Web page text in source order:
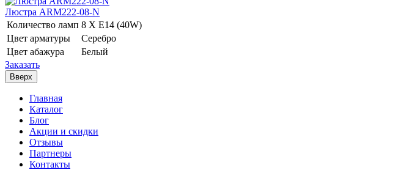
Люстра ARM222-08-N
Количество ламп 8 Х E14 (40W)
Цвет арматуры
Серебро
Цвет абажура
Белый
Заказать
Вверх
Главная
Каталог
Блог
Акции и скидки
Отзывы
Партнеры
Контакты